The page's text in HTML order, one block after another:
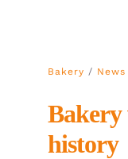
Bakery / News
Bakery
history